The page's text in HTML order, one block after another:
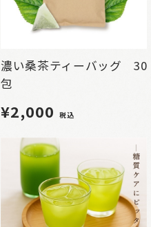
濃い桑茶ティーバッグ 30
包
¥2,000 税込